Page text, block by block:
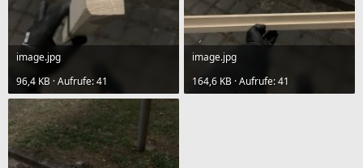
image.jpg
96,4 KB · Aufrufe: 41
image.jpg
164,6 KB · Aufrufe: 41